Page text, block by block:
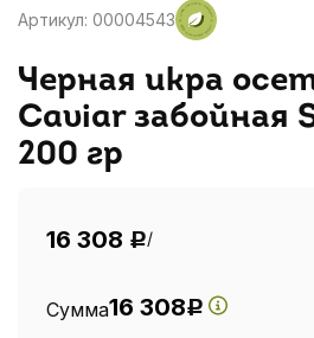
Артикул: 00004543
Черная икра
Caviar забойная
200 гр
16 308 Р/
Сумма16 308Р